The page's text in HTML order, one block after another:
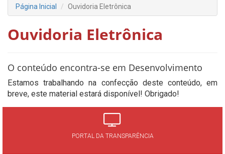
Página Inicial Ouvidoria Eletrônica
Ouvidoria Eletrônica
O conteúdo encontra-se em Desenvolvimento
Estamos trabalhando na confecção deste conteúdo, em
breve, este material estará disponível! Obrigado!
PORTAL DA TRANSPARÊNCIA